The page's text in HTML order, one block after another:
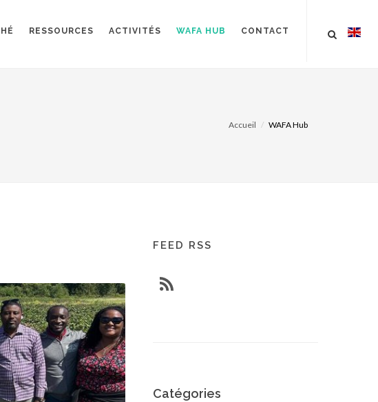
RESSOURCES ACTIVITÉS WAFA HUB CONTACT
Accueil WAFA Hub
FEED RSS
Catégories